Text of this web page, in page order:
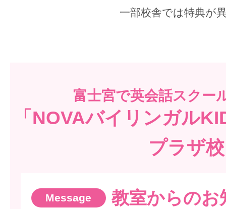
一部校舎では特典が
富士宮で英会話スクー
「NOVAバイリンガル
プラザ
教室からのお